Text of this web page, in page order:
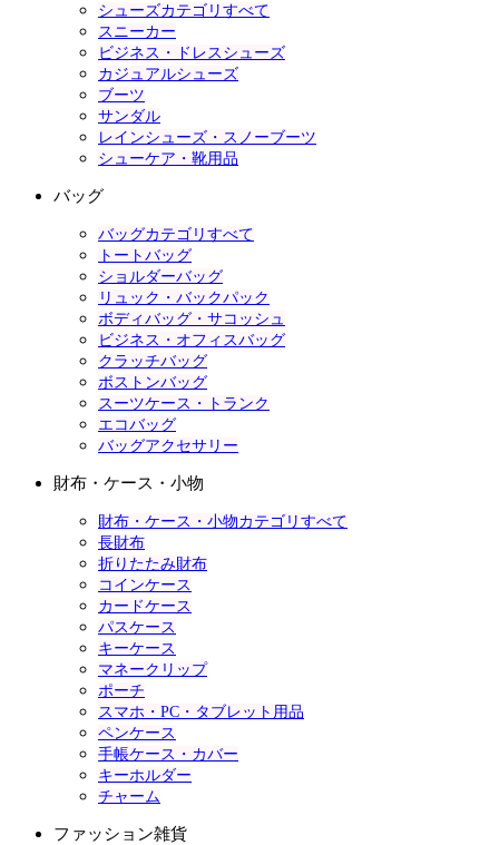
シューズカテゴリすべて
スニーカー
ビジネス・ドレスシューズ
カジュアルシューズ
ブーツ
サンダル
レインシューズ・スノーブーツ
シューケア・靴用品
バッグ
バッグカテゴリすべて
トートバッグ
ショルダーバッグ
リュック・バックパック
ボディバッグ・サコッシュ
ビジネス・オフィスバッグ
クラッチバッグ
ボストンバッグ
スーツケース・トランク
エコバッグ
バッグアクセサリー
財布・ケース・小物
財布・ケース・小物カテゴリすべて
長財布
折りたたみ財布
コインケース
カードケース
パスケース
キーケース
マネークリップ
ポーチ
スマホ・PC・タブレット用品
ペンケース
手帳ケース・カバー
キーホルダー
チャーム
ファッション雑貨